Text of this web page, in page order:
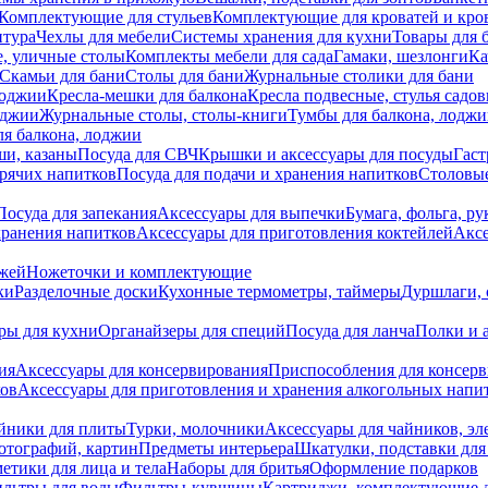
для стульевКомплектующие для кроватей и
Чехлы для мебелиСистемы хранения для кухниТовары для
уличные столыКомплекты мебели для садаГамаки, шезлонги
Скамьи для баниСтолы для баниЖурнальные столики для бани
Кресла-мешки для балконаКресла подвесные, стулья
Журнальные столы, столы-книгиТумбы для балкона,
балкона, лоджии
казаныПосуда для СВЧКрышки и аксессуары для посуды
напитковПосуда для подачи и хранения напитков
для запеканияАксессуары для выпечкиБумага, фольга,
напитковАксессуары для приготовления коктейлей
Ножеточки и комплектующие
Разделочные доскиКухонные термометры, таймерыДуршлаги,
для кухниОрганайзеры для специйПосуда для ланчаПолки и
Аксессуары для консервированияПриспособления для
Аксессуары для приготовления и хранения алкогольных
для плитыТурки, молочникиАксессуары для чайников,
картинПредметы интерьераШкатулки, подставки
для лица и телаНаборы для бритьяОформление подарков